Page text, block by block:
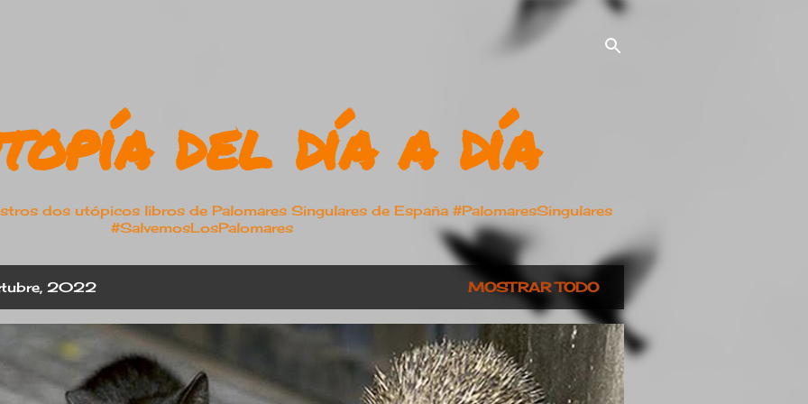
del día a día
dos utópicos libros de Palomares Singulares de España #PalomaresSingulares
#SalvemosLosPalomares
2022 MOSTRAR TODO